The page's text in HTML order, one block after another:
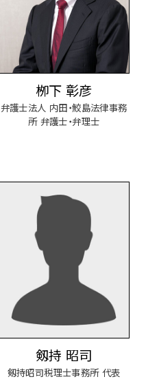
栁下 彰彦
弁護士法人 内田・鮫島法律事務
所 弁護士・弁理士
剱持 昭司
剱持昭司税理士事務所 代表